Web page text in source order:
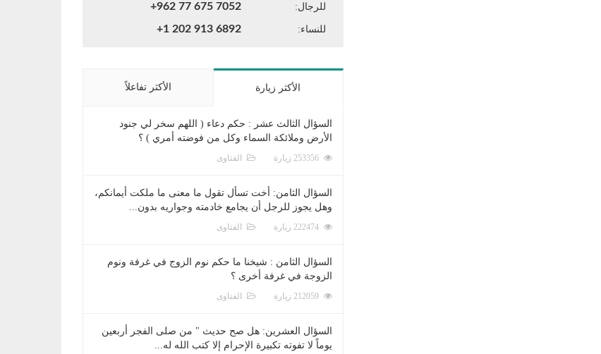
للرجال: +962 77 675 7052
للنساء: +1 202 913 6892
الأكثر زيارة الأكثر تفاعلاً
السؤال الثالث عشر : حكم دعاء ( اللهم سخر لي جنود
الأرض وملائكة السماء وكل من فوضته أمري ) ؟
الفتاوى
السؤال الثامن: أخت تسأل تقول ما معنى ما ملكت أيمانكم،
وهل يجوز للرجل أن يجامع خادمته وجواريه بدون...
الفتاوى
السؤال الثامن : شيخنا ما حكم نوم الزوج في غرفة ونوم
الزوجة في غرفة أخرى ؟
الفتاوى
السؤال العشرين: هل صح حديث " من صلى الفجر أربعين
يوماً لا تفوته تكبيرة الإحرام إلا كتب الله له...